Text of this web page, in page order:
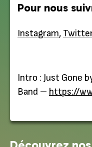
Pour nous
Instagram,
Intro : Just Gone
Band – https://